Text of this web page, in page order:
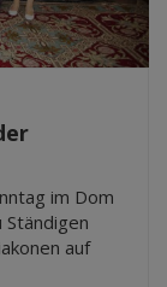
im Dom
auf